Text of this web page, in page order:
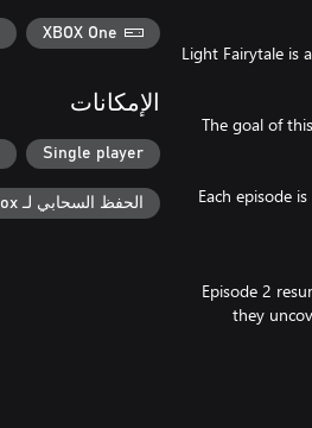
Light Fairytale is
The goal of
Each episode
Episode 2
they
XBOX One
الإمكانات
Single player
الحفظ السحابي لـ Xbox